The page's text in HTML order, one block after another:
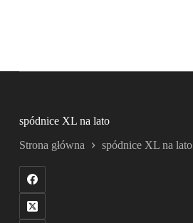
spódnice XL na lato
Strona główna spódnice XL na lato